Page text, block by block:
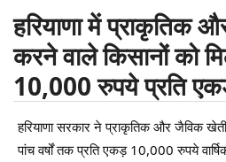
Contact
About Us
Leadership Profiles
Opinion
हरियाणा में प्राकृतिक
करने वाले किसानों को
10,000 रुपये प्रति
हरियाणा सरकार ने प्राकृतिक और जैविक
पांच वर्षों तक प्रति एकड़ 10,000 रुपये